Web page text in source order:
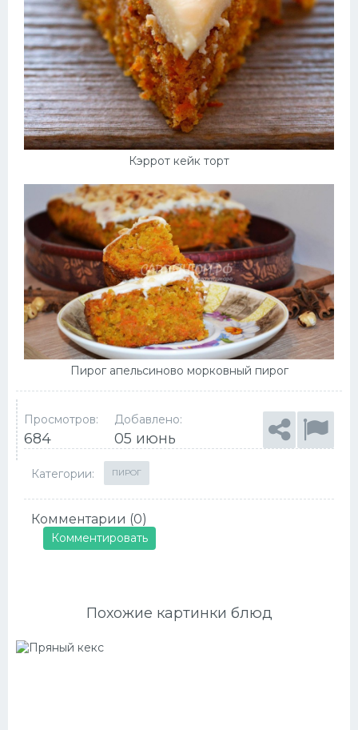
Кэррот кейк торт
Пирог апельсиново морковный пирог
Просмотров:
684
Добавлено:
05 июнь
Категории: ПИРОГ
Комментарии (0)
Комментировать
Похожие картинки блюд